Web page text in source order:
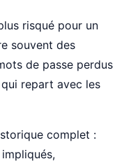
risqué pour un
souvent des
de passe perdus
repart avec les
complet :